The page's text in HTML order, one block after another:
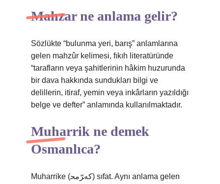
Mahzar ne anlama gelir?
Sözlükte “bulunma yeri, barış” anlamlarına
gelen mahzûr kelimesi, fıkıh literatüründe
“tarafların veya şahitlerinin hâkim huzurunda
bir dava hakkında sundukları bilgi ve
delillerin, itiraf, yemin veya inkârların yazıldığı
belge ve defter” anlamında kullanılmaktadır.
Muharrik ne demek
Osmanlıca?
Muharrike (ﻛﻪﺮّﻣﺤ) sıfat. Aynı anlama gelen